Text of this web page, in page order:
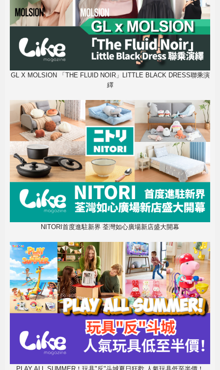
GL X MOLSION 「THE FLUID NOIR」LITTLE BLACK DRESS聯乘演
繹
NITORI首度進駐新界 荃灣如心廣場新店盛大開幕